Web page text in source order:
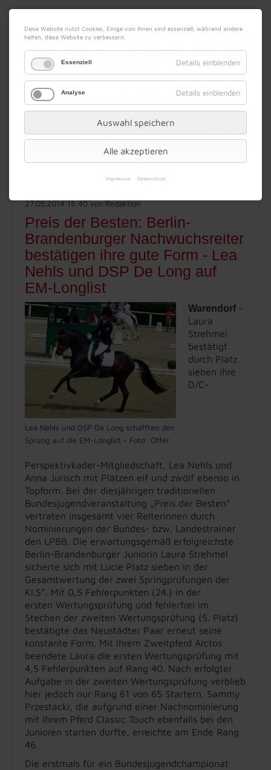
09. August 2026 Impressum|Kontakt|Datenschutz
Werbung
27.05.2014 15:40von Redaktion
Preis der Besten: Berlin-
Brandenburger Nachwuchsreiter
bestätigen ihre gute Form - Lea
Nehls und DSP De Long auf
EM-Longlist
Lea Nehls und DSP De Long schafften den
Sprung auf die EM-Longlist - Foto: Offer
Warendorf -
Laura
Strehmel
bestätigt
durch Platz
sieben ihre
D/C-
Perspektivkader-Mitgliedschaft, Lea Nehls und
Anna Jurisch mit Plätzen elf und zwölf ebenso in
Topform. Bei der diesjährigen traditionellen
Bundesjugendveranstaltung „Preis der Besten“
vertraten insgesamt vier Reiterinnen durch
Nominierungen der Bundes- bzw. Landestrainer
den LPBB. Die erwartungsgemäß erfolgreichste
Berlin-Brandenburger Juniorin Laura Strehmel
sicherte sich mit Lucie Platz sieben in der
Gesamtwertung der zwei Springprüfungen der
Kl.S*. Mit 0,5 Fehlerpunkten (24.) in der
ersten Wertungsprüfung und fehlerfrei im
Stechen der zweiten Wertungsprüfung (5. Platz)
bestätigte das Neustädter Paar erneut seine
konstante Form. Mit ihrem Zweitpferd Arctos
beendete Laura die ersten Wertungsprüfung mit
4,5 Fehlerpunkten auf Rang 40. Nach erfolgter
Aufgabe in der zweiten Wertungsprüfung verblieb
hier jedoch nur Rang 61 von 65 Startern. Sammy
Przestacki, die aufgrund einer Nachnominierung
mit ihrem Pferd Classic Touch ebenfalls bei den
Junioren starten durfte, erreichte am Ende Rang
46.
Die erstmals für ein Bundesjugendchampionat
Diese Website nutzt Cookies. Einige von ihnen sind essenziell, während andere
helfen, diese Website zu verbessern.
Essenziell Details einblenden
Analyse Details einblenden
Auswahl speichern
Alle akzeptieren
Impressum Datenschutz